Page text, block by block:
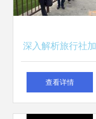
深入解析旅行社加
盟的真实利润现状
查看详情